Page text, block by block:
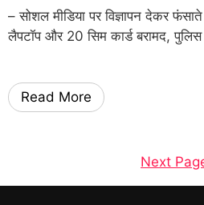
– सोशल मीडिया पर विज्ञापन देकर
लैपटॉप और 20 सिम कार्ड बरामद, पुलिस
Read More
Next